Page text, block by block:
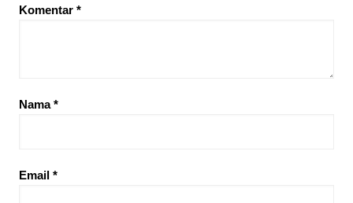
Komentar *
Nama*
Email *